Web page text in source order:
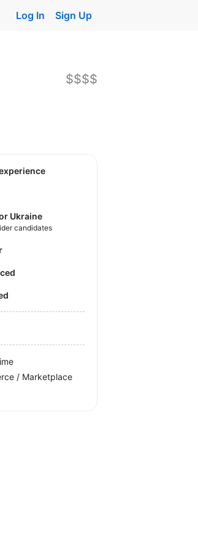
Log In Sign Up
$$$$
Ukraine
candidates
/ Marketplace